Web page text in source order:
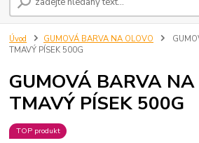
Úvod GUMOVÁ BARVA NA OLOVO
TMAVÝ PÍSEK 500G
GUMOVÁ BARVA NA
TMAVÝ PÍSEK 500G
TOP produkt